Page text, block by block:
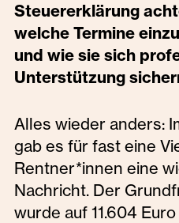
Steuererklärung
welche Termine
und wie sie sich
Unterstützung
Alles wieder anders:
gab es für fast eine
Rentner*innen eine
Nachricht. Der
wurde auf 11.604